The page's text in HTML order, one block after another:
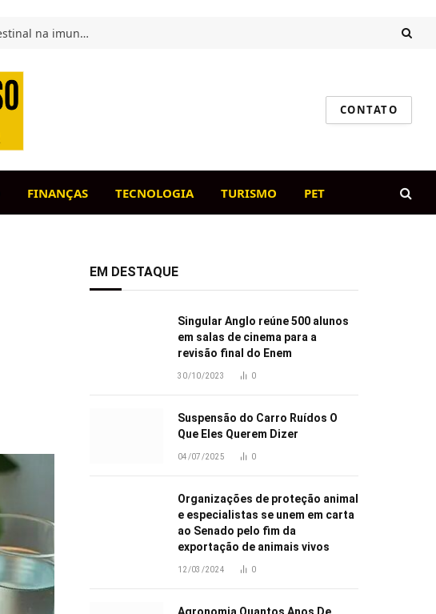
Intestino saudável, cão feliz: o papel da flora intestinal na imunidade canina
CONTATO
FINANÇAS TECNOLOGIA TURISMO PET
EM DESTAQUE
Singular Anglo reúne 500 alunos
em salas de cinema para a
revisão final do Enem
30/10/2023 0
Suspensão do Carro Ruídos O
Que Eles Querem Dizer
04/07/2025 0
Organizações de proteção animal
e especialistas se unem em carta
ao Senado pelo fim da
exportação de animais vivos
12/03/2024 0